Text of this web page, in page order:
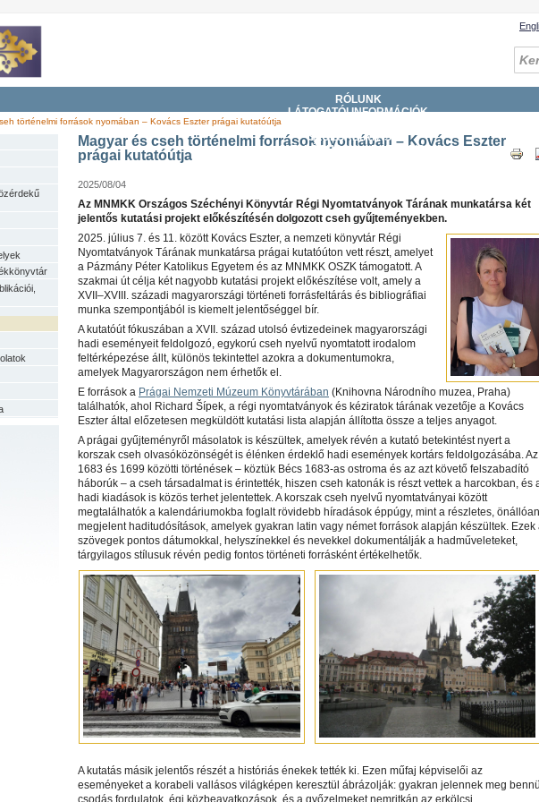
RÓLUNK
LÁTOGATÓI INFORMÁCIÓK
SZOLGÁLTATÁSOK
KATALÓGUSOK, ADATBÁZISOK
történelmi források nyomában – Kovács Eszter prágai kutatóútja
Magyar és cseh történelmi források nyomában – Kovács Eszter
prágai kutatóútja
2025/08/04
Az MNMKK Országos Széchényi Könyvtár Régi Nyomtatványok Tárának munkatársa két
jelentős kutatási projekt előkészítésén dolgozott cseh gyűjteményekben.
2025. július 7. és 11. között Kovács Eszter, a nemzeti könyvtár Régi
Nyomtatványok Tárának munkatársa prágai kutatóúton vett részt, amelyet
a Pázmány Péter Katolikus Egyetem és az MNMKK OSZK támogatott. A
szakmai út célja két nagyobb kutatási projekt előkészítése volt, amely a
XVII–XVIII. századi magyarországi történeti forrásfeltárás és bibliográfiai
munka szempontjából is kiemelt jelentőséggel bír.
A kutatóút fókuszában a XVII. század utolsó évtizedeinek magyarországi
hadi eseményeit feldolgozó, egykorú cseh nyelvű nyomtatott irodalom
feltérképezése állt, különös tekintettel azokra a dokumentumokra,
amelyek Magyarországon nem érhetők el.
E források a Prágai Nemzeti Múzeum Könyvtárában (Knihovna Národního muzea, Praha)
találhatók, ahol Richard Šípek, a régi nyomtatványok és kéziratok tárának vezetője a Kovács
Eszter által előzetesen megküldött kutatási lista alapján állította össze a teljes anyagot.
A prágai gyűjteményről másolatok is készültek, amelyek révén a kutató betekintést nyert a
korszak cseh olvasóközönségét is élénken érdeklő hadi események kortárs feldolgozásába. Az
1683 és 1699 közötti történések – köztük Bécs 1683-as ostroma és az azt követő felszabadító
háborúk – a cseh társadalmat is érintették, hiszen cseh katonák is részt vettek a harcokban, és
hadi kiadások is közös terhet jelentettek. A korszak cseh nyelvű nyomtatványai között
megtalálhatók a kalendáriumokba foglalt rövidebb híradások éppúgy, mint a részletes, önállóan
megjelent haditudósítások, amelyek gyakran latin vagy német források alapján készültek. Ezek
szövegek pontos dátumokkal, helyszínekkel és nevekkel dokumentálják a hadműveleteket,
tárgyilagos stílusuk révén pedig fontos történeti forrásként értékelhetők.
A kutatás másik jelentős részét a históriás énekek tették ki. Ezen műfaj képviselői az
eseményeket a korabeli vallásos világképen keresztül ábrázolják: gyakran jelennek meg
csodás fordulatok, égi közbeavatkozások, és a győzelmeket nemritkán az erkölcsi